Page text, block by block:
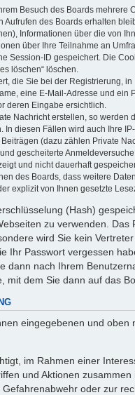
Besuch des Boards
des Boards erhalten
Informationen über die von
über Ihre Teilnahme an
Session-ID gespeichert. Die
löschen“ löschen.
die Sie bei der Registrierung,
eine E-Mail-Adresse und
deren Eingabe ersichtlich.
Nachricht erstellen, so
In diesen Fällen wird auch Ihre
(dazu zählen Private
gescheiterte
und nicht dauerhaft
des Boards, dass weitere
explizit von Ihnen gesetzte
(Hash)
zu verwenden.
wird Sie kein
Ihr Passwort vergessen
dann nach Ihrem
mit dem Sie dann auf das
eingegebenen und
im Rahmen einer
und Aktionen
oder zur